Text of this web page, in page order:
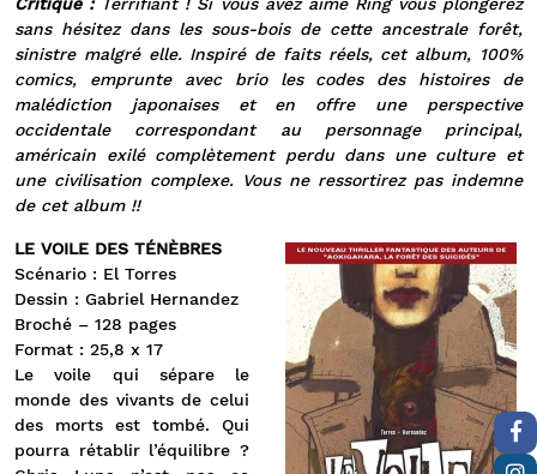
sans hésitez dans les sous-bois de cette ancestrale forêt,
sinistre malgré elle. Inspiré de faits réels, cet album, 100%
comics, emprunte avec brio les codes des histoires de
malédiction japonaises et en offre une perspective
occidentale
correspondant au personnage principal,
américain exilé complètement perdu dans une culture et
une civilisation complexe. Vous ne ressortirez pas indemne
de cet album !!
LE VOILE DES TÉNÈBRES
Scénario : El Torres
Dessin : Gabriel Hernandez
Broché – 128 pages
Format : 25,8 x 17
Le voile qui sépare le
monde des vivants de celui
des morts est tombé. Qui
pourra rétablir l’équilibre ?